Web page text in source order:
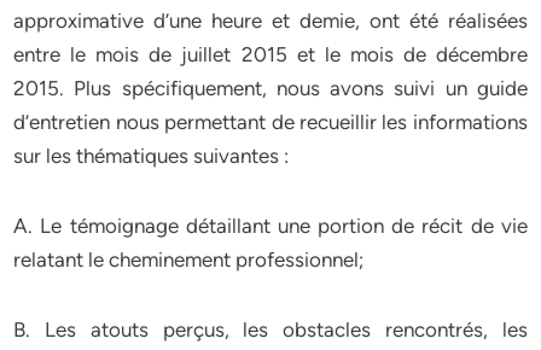
approximative d’une heure et demie, ont été réalisées
entre le mois de juillet 2015 et le mois de décembre
2015. Plus spécifiquement, nous avons suivi un guide
d’entretien nous permettant de recueillir les informations
sur les thématiques suivantes :
A. Le témoignage détaillant une portion de récit de vie
relatant le cheminement professionnel;
B. Les atouts perçus, les obstacles rencontrés, les